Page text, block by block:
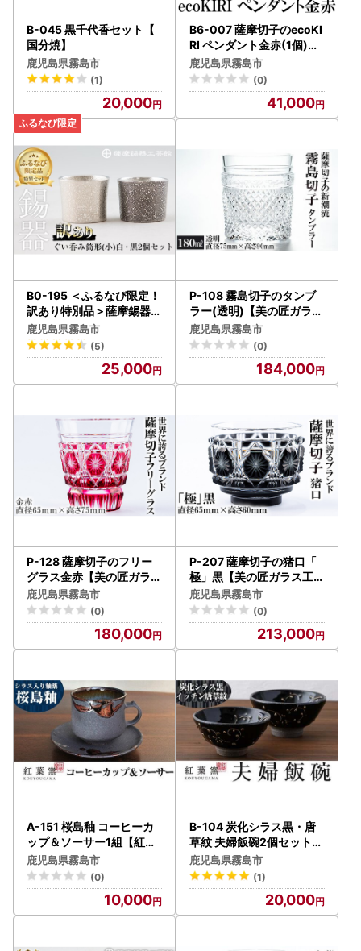
鹿児島県南さつま市加世田本町41-7
霧島市ふるさと納税ワンストップ受付センター 宛
※霧島市はワンストップ特例申請受付業務を外部委託してい
ます。
B-045 黒千代香セット【
国分焼】
鹿児島県霧島市
(1)
20,000
B6-007 薩摩切子のecoKI
RI ペンダント金赤(1個)【
美の匠ガラス工房弟子丸】
霧島市 ガラス細工 メンズ
レディース レッド ネック
レス アクセサリー ギフト
プレゼント
鹿児島県霧島市
(0)
41,000
B0-195 ＜ふるなび限定！
訳あり特別品＞薩摩錫器
ぐい呑み筒形(小)白・黒2
個セット【薩摩錫器工芸館
】
鹿児島県霧島市
(5)
25,000
P-108 霧島切子のタンブ
ラー(透明)【美の匠ガラス
工房弟子丸】霧島市 グラ
ス コップ カップ 食器 ガラ
ス細工
鹿児島県霧島市
(0)
184,000
P-128 薩摩切子のフリー
グラス金赤【美の匠ガラス
工房弟子丸】霧島市 グラ
ス ガラス細工 コップ 食器
鹿児島県霧島市
(0)
180,000
P-207 薩摩切子の猪口「
極」黒【美の匠ガラス工房
弟子丸】霧島市 グラス ガ
ラス ガラス細工 おちょこ
食器 酒器
鹿児島県霧島市
(0)
213,000
A-151 桜島釉 コーヒーカ
ップ＆ソーサー1組【紅葉
窯】霧島市 珈琲カップ テ
ィーカップ 陶器 食器 焼物
焼き物
鹿児島県霧島市
(0)
10,000
B-104 炭化シラス黒・唐
草紋 夫婦飯碗2個セット【
紅葉窯】霧島市 食器 陶器
和食器 焼物 焼き物 ご飯茶
碗 ごはん茶碗 ちゃわん 飯
鹿児島県霧島市
(1)
20,000